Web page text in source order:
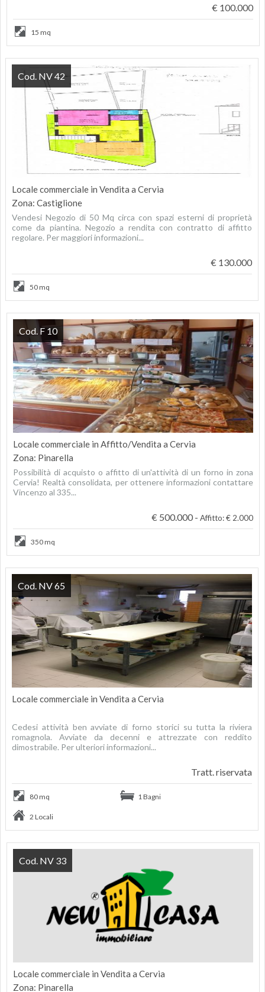
€ 100.000
15 mq
Locale commerciale in Vendita a Cervia
Zona: Castiglione
Vendesi Negozio di 50 Mq circa con spazi esterni di proprietà
come da piantina. Negozio a rendita con contratto di affitto
regolare. Per maggiori informazioni...
€ 130.000
Cod. NV 42
50 mq
Locale commerciale in Affitto/Vendita a Cervia
Zona: Pinarella
Possibilità di acquisto o affitto di un'attività di un forno in zona
Cervia! Realtà consolidata, per ottenere informazioni contattare
Vincenzo al 335...
€ 500.000 - Affitto: € 2.000
Cod. F 10
350 mq
Locale commerciale in Vendita a Cervia
Cedesi attività ben avviate di forno storici su tutta la riviera
romagnola. Avviate da decenni e attrezzate con reddito
dimostrabile. Per ulteriori informazioni...
Tratt. riservata
Cod. NV 65
80 mq 1 Bagni
2 Locali
Locale commerciale in Vendita a Cervia
Zona: Pinarella
Cod. NV 33